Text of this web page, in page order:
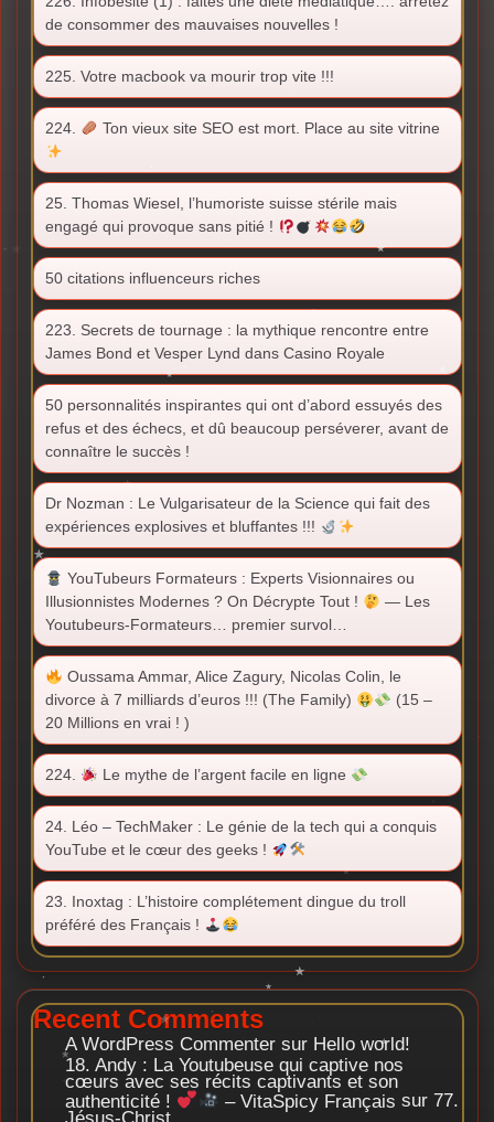
de consommer des mauvaises nouvelles !
225. Votre macbook va mourir trop vite !!!
224. Ton vieux site SEO est mort. Place au site vitrine
25. Thomas Wiesel, l’humoriste suisse stérile mais
engagé qui provoque sans pitié !
50 citations influenceurs riches
223. Secrets de tournage : la mythique rencontre entre
James Bond et Vesper Lynd dans Casino Royale
50 personnalités inspirantes qui ont d’abord essuyés des
refus et des échecs, et dû beaucoup perséverer, avant de
connaître le succès !
Dr Nozman : Le Vulgarisateur de la Science qui fait des
expériences explosives et bluffantes !!!
YouTubeurs Formateurs : Experts Visionnaires ou
Illusionnistes Modernes ? On Décrypte Tout !
— Les
Youtubeurs-Formateurs… premier survol…
Oussama Ammar, Alice Zagury, Nicolas Colin, le
divorce à 7 milliards d’euros !!! (The Family)
(15 –
20 Millions en vrai ! )
224. Le mythe de l’argent facile en ligne
24. Léo – TechMaker : Le génie de la tech qui a conquis
YouTube et le cœur des geeks !
23. Inoxtag : L’histoire complétement dingue du troll
préféré des Français !
Recent Comments
A WordPress Commenter sur Hello world!
18. Andy : La Youtubeuse qui captive nos
cœurs avec ses récits captivants et son
authenticité !
– VitaSpicy Français sur 77.
Jésus-Christ